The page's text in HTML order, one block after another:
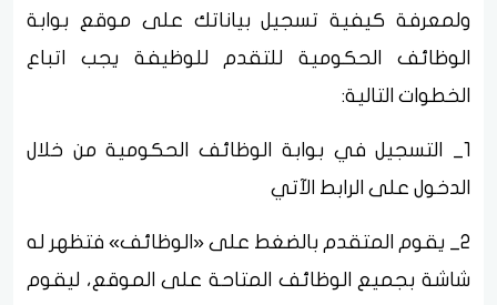
ولمعرفة كيفية تسجيل بياناتك على موقع بوابة
الوظائف الحكومية للتقدم للوظيفة يجب اتباع
الخطوات التالية:
1_ التسجيل في بوابة الوظائف الحكومية من خلال
الدخول على الرابط الآتي
2_ يقوم المتقدم بالضغط على «الوظائف» فتظهر له
شاشة بجميع الوظائف المتاحة على الموقع، ليقوم